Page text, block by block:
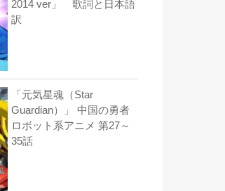
2014 ver」 歌詞と日本語
訳
「元気星魂（Star
Guardian）」 中国の勇者
ロボット系アニメ 第27～
35話